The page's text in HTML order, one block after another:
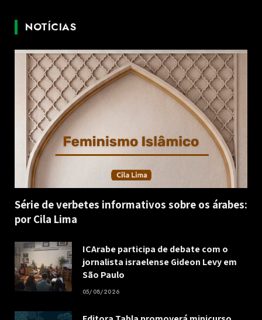
NOTÍCIAS
Série de verbetes informativos sobre os árabes:
por Cila Lima
ICArabe participa de debate com o
jornalista israelense Gideon Levy em
São Paulo
05/08/2026